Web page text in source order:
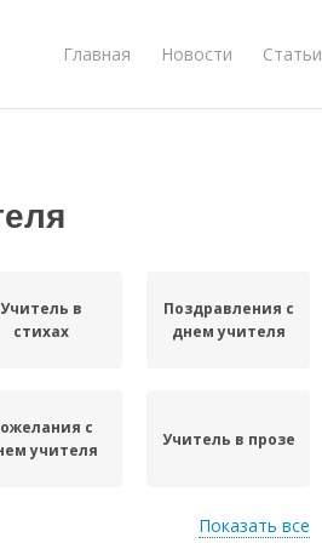
Главная Новости Статьи
Учитель в
стихах
Поздравления с
днем учителя
с
учителя
Учитель в прозе
Показать все